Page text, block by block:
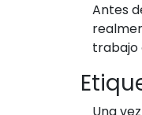
Antes
trabajo
Una